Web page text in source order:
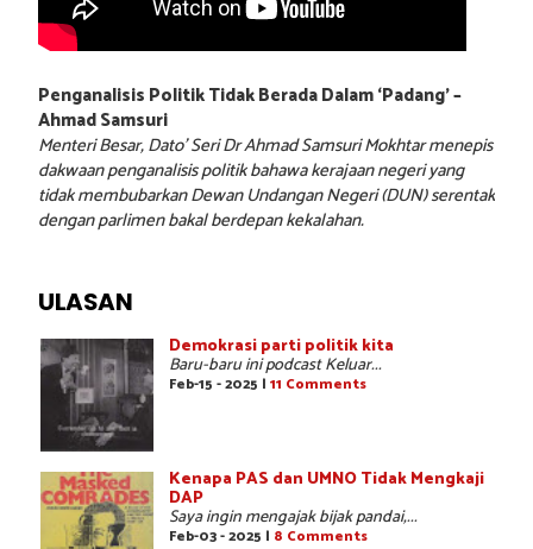
Penganalisis Politik Tidak Berada Dalam ‘Padang’ –
Ahmad Samsuri
Menteri Besar, Dato’ Seri Dr Ahmad Samsuri Mokhtar menepis
dakwaan penganalisis politik bahawa kerajaan negeri yang
tidak membubarkan Dewan Undangan Negeri (DUN) serentak
dengan parlimen bakal berdepan kekalahan.
ULASAN
Demokrasi parti politik kita
Baru-baru ini podcast Keluar...
Feb-15 - 2025 | 11 Comments
Kenapa PAS dan UMNO Tidak Mengkaji
DAP
Saya ingin mengajak bijak pandai,...
Feb-03 - 2025 | 8 Comments